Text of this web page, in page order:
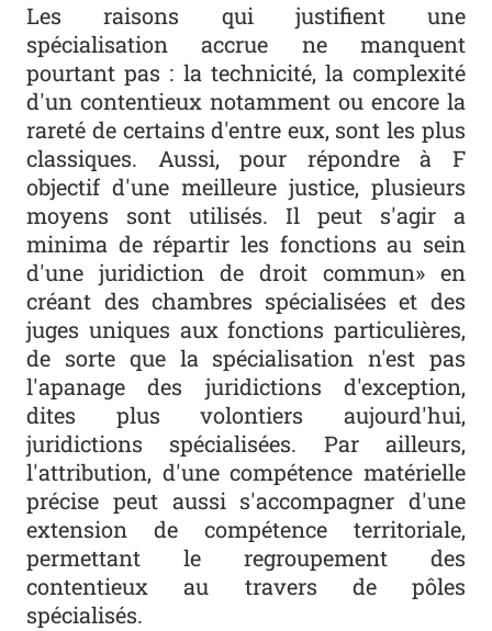
Les raisons qui justifient une
spécialisation accrue ne manquent
pourtant pas : la technicité, la complexité
d'un contentieux notamment ou encore la
rareté de certains d'entre eux, sont les plus
classiques. Aussi, pour répondre à F
objectif d'une meilleure justice, plusieurs
moyens sont utilisés. Il peut s'agir a
minima de répartir les fonctions au sein
d'une juridiction de droit commun» en
créant des chambres spécialisées et des
juges uniques aux fonctions particulières,
de sorte que la spécialisation n'est pas
l'apanage des juridictions d'exception,
dites plus volontiers aujourd'hui,
juridictions spécialisées. Par ailleurs,
l'attribution, d'une compétence matérielle
précise peut aussi s'accompagner d'une
extension de compétence territoriale,
permettant le regroupement des
contentieux au travers de pôles
spécialisés.